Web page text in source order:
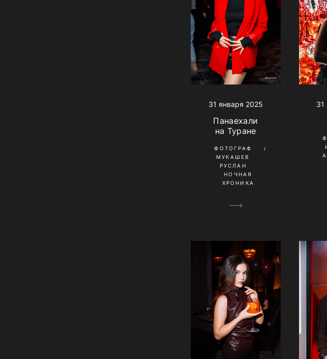
31 января 2025
Панаехали
на Туране
ФОТОГРАФ
МУКАШЕВ
РУСЛАН
НОЧНАЯ
ХРОНИКА
31